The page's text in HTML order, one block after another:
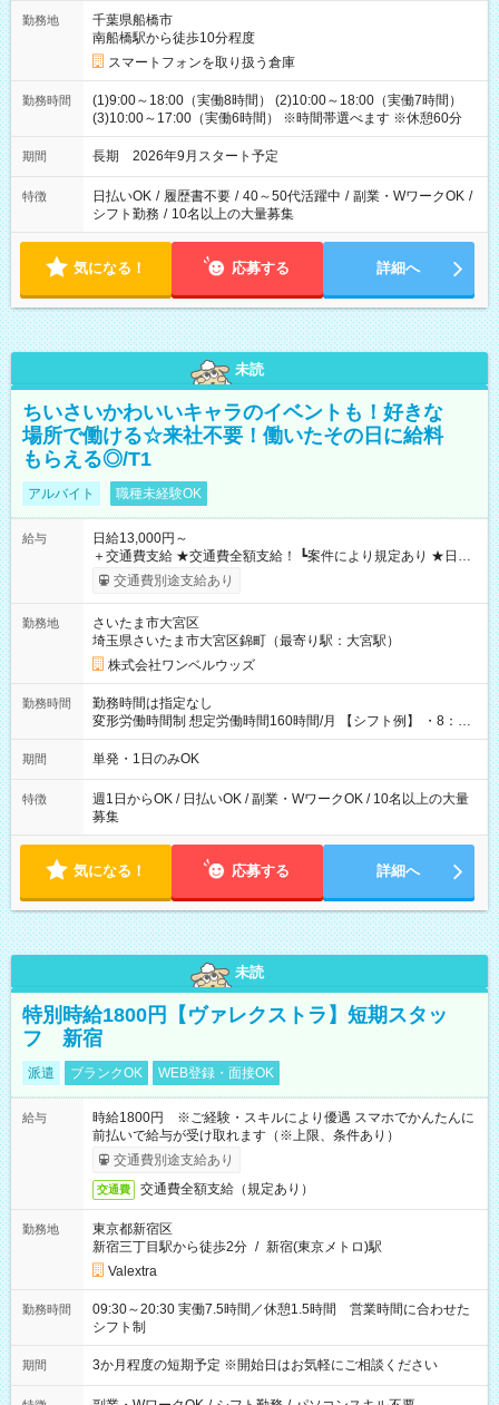
勤務地
千葉県船橋市
南船橋駅から徒歩10分程度
スマートフォンを取り扱う倉庫
勤務時間
(1)9:00～18:00（実働8時間） (2)10:00～18:00（実働7時間）
(3)10:00～17:00（実働6時間） ※時間帯選べます ※休憩60分
期間 長期 2026年9月スタート予定
特徴 日払いOK / 履歴書不要 / 40～50代活躍中 / 副業・WワークOK /
シフト勤務 / 10名以上の大量募集
気になる！ 応募する 詳細へ
未読
ちいさいかわいいキャラのイベントも！好きな
場所で働ける☆来社不要！働いたその日に給料
もらえる◎/T1
アルバイト 職種未経験OK
給与
日給13,000円～
＋交通費支給 ★交通費全額支給！ ┗案件により規定あり ★日払
いOK！（規定あり） ┗働いたその日に現金GET♪ お仕事後はコ
ンビニATMから 日払い分を引き落とせます！ 【試用期間】試
交通費別途支給あり
勤務地
さいたま市大宮区
埼玉県さいたま市大宮区錦町（最寄り駅：大宮駅）
株式会社ワンベルウッズ
勤務時間
勤務時間は指定なし
変形労働時間制 想定労働時間160時間/月 【シフト例】 ・8：00
～21：00
期間 単発・1日のみOK
特徴
週1日からOK / 日払いOK / 副業・WワークOK / 10名以上の大量
募集
気になる！ 応募する 詳細へ
未読
特別時給1800円【ヴァレクストラ】短期スタッ
フ 新宿
派遣 ブランクOK WEB登録・面接OK
給与
時給1800円 ※ご経験・スキルにより優遇 スマホでかんたんに
前払いで給与が受け取れます（※上限、条件あり）
交通費別途支給あり
交通費 交通費全額支給（規定あり）
勤務地
東京都新宿区
新宿三丁目駅から徒歩2分 / 新宿(東京メトロ)駅
Valextra
勤務時間
09:30～20:30 実働7.5時間／休憩1.5時間 営業時間に合わせた
シフト制
期間 3か月程度の短期予定 ※開始日はお気軽にご相談ください